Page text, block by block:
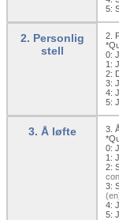
5:
2. Personlig
stell
2.
0:
1:
2:
3:
4:
5:
3. Å løfte
3.
0:
1:
2:
3:
4:
5: